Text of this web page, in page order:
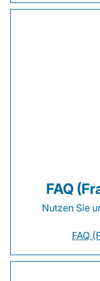
FAQ
Nutzen Sie
FAQ